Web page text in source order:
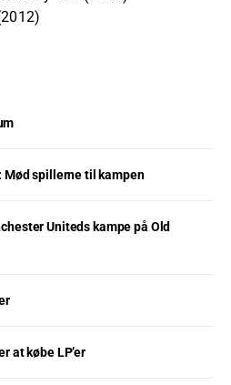
Mød spillerne til kampen
Uniteds kampe på Old
at købe LP’er